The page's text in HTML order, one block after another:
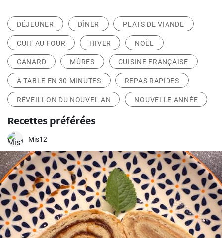
DÉJEUNER DÎNER PLATS DE VIANDE
CUIT AU FOUR HIVER NOËL
CANARD MÛRES CUISINE FRANÇAISE
À TABLE EN 30 MINUTES REPAS RAPIDES
RÉVEILLON DU NOUVEL AN NOUVELLE ANNÉE
Recettes préférées
Mis12